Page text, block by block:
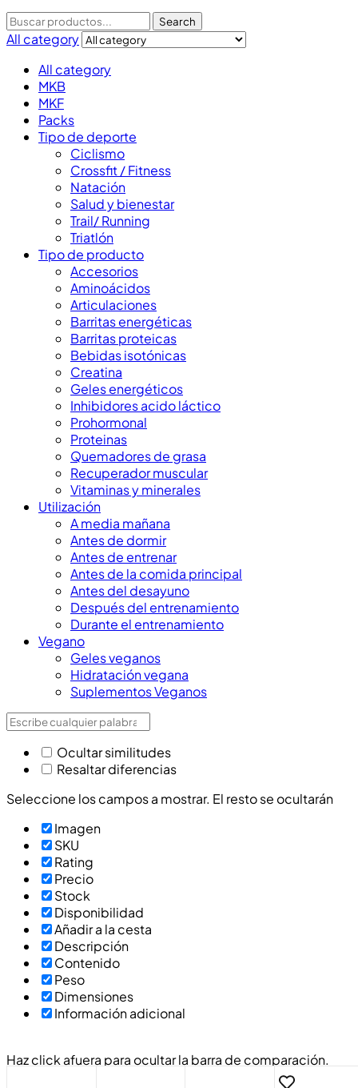
Search
All category
All category
MKB
MKF
Packs
Tipo de deporte
Ciclismo
Crossfit / Fitness
Natación
Salud y bienestar
Trail/ Running
Triatlón
Tipo de producto
Accesorios
Aminoácidos
Articulaciones
Barritas energéticas
Barritas proteicas
Bebidas isotónicas
Creatina
Geles energéticos
Inhibidores acido láctico
Prohormonal
Proteinas
Quemadores de grasa
Recuperador muscular
Vitaminas y minerales
Utilización
A media mañana
Antes de dormir
Antes de entrenar
Antes de la comida principal
Antes del desayuno
Después del entrenamiento
Durante el entrenamiento
Vegano
Geles veganos
Hidratación vegana
Suplementos Veganos
Ocultar similitudes
Resaltar diferencias
Seleccione los campos a mostrar. El resto se ocultarán
Imagen
SKU
Rating
Precio
Stock
Disponibilidad
Añadir a la cesta
Descripción
Contenido
Peso
Dimensiones
Información adicional
Haz click afuera para ocultar la barra de comparación.